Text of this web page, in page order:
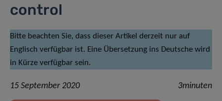
control
Bitte beachten Sie, dass dieser Artikel derzeit nur auf
Englisch verfügbar ist. Eine Übersetzung ins Deutsche wird
in Kürze verfügbar sein.
15 September 2020 3minuten